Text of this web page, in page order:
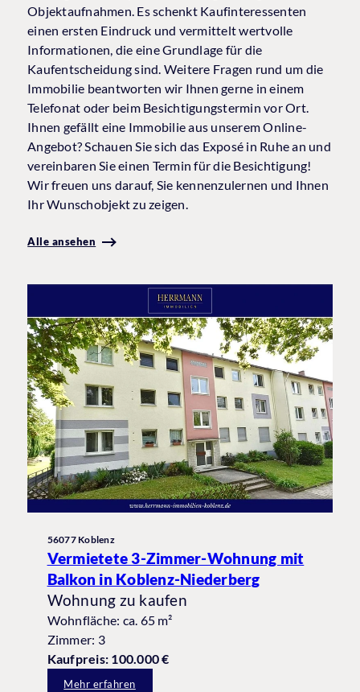
Objektaufnahmen. Es schenkt Kaufinteressenten
einen ersten Eindruck und vermittelt wertvolle
Informationen, die eine Grundlage für die
Kaufentscheidung sind. Weitere Fragen rund um die
Immobilie beantworten wir Ihnen gerne in einem
Telefonat oder beim Besichtigungstermin vor Ort.
Ihnen gefällt eine Immobilie aus unserem Online-
Angebot? Schauen Sie sich das Exposé in Ruhe an und
vereinbaren Sie einen Termin für die Besichtigung!
Wir freuen uns darauf, Sie kennenzulernen und Ihnen
Ihr Wunschobjekt zu zeigen.
Alle ansehen
56077 Koblenz
Vermietete 3-Zimmer-Wohnung mit
Balkon in Koblenz-Niederberg
Wohnung zu kaufen
Wohnfläche: ca. 65 m²
Zimmer: 3
Kaufpreis: 100.000 €
Mehr erfahren